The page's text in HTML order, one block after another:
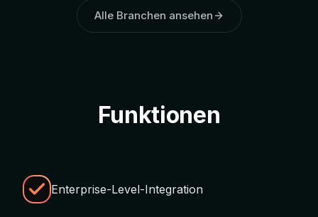
Alle Branchen ansehen
Funktionen
Enterprise-Level-Integration